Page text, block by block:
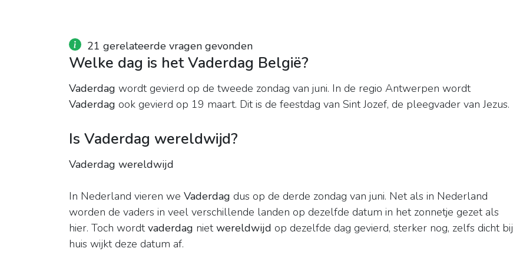
21 gerelateerde vragen gevonden
Welke dag is het Vaderdag België?
Vaderdag wordt gevierd op de tweede zondag van juni. In de regio Antwerpen wordt
Vaderdag ook gevierd op 19 maart. Dit is de feestdag van Sint Jozef, de pleegvader van Jezus.
Is Vaderdag wereldwijd?
Vaderdag wereldwijd
In Nederland vieren we Vaderdag dus op de derde zondag van juni. Net als in Nederland
worden de vaders in veel verschillende landen op dezelfde datum in het zonnetje gezet als
hier. Toch wordtvaderdag nietwereldwijd op dezelfde dag gevierd, sterker nog, zelfs dicht bij
huis wijkt deze datum af.